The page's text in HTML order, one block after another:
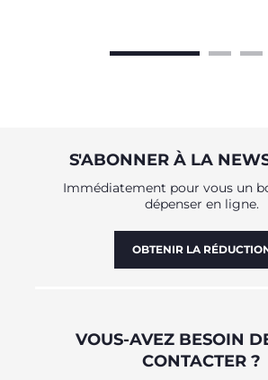
S'ABONNER À LA
Immédiatement pour vous un
dépenser en ligne.
OBTENIR LA
VOUS-AVEZ BESOIN
CONTACTER ?